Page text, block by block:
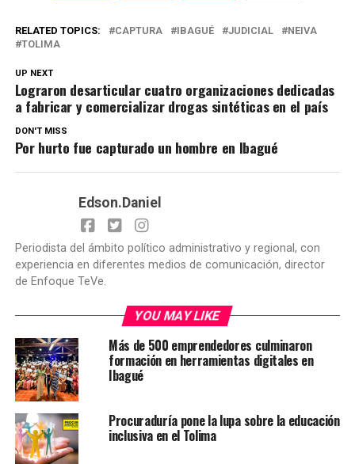
RELATED TOPICS: CAPTURA IBAGUÉ JUDICIAL
NEIVA
TOLIMA
UP NEXT
Lograron desarticular cuatro organizaciones dedicadas
a fabricar y comercializar drogas sintéticas en el país
DON'T MISS
Por hurto fue capturado un hombre en Ibagué
Edson.Daniel
Periodista del ámbito político administrativo y regional, con
experiencia en diferentes medios de comunicación, director
de Enfoque TeVe.
YOU MAY LIKE
Más de 500 emprendedores culminaron
formación en herramientas digitales en
Ibagué
Procuraduría pone la lupa sobre la educación
inclusiva en el Tolima